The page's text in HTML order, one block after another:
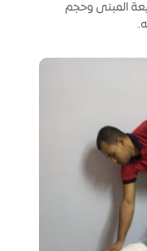
المبنى وحجم